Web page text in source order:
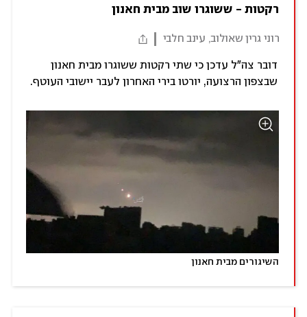
רקטות - ששוגרו שוב מבית חאנון
רוני גרין שאולוב, עינב חלבי
דובר צה"ל עדכן כי שתי רקטות ששוגרו מבית חאנון
שבצפון הרצועה, יורטו בירי האחרון לעבר יישובי העוטף.
השיגורים מבית חאנון